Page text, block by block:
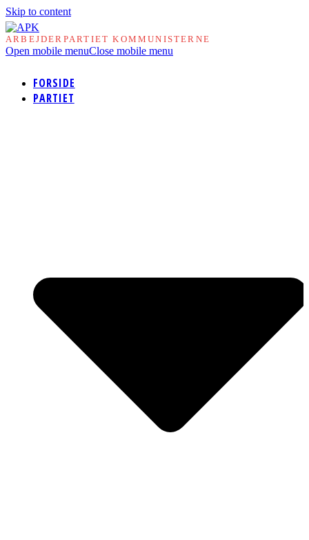
Skip to content
ARBEJDERPARTIET KOMMUNISTERNE
Open mobile menuClose mobile menu
FORSIDE
PARTIET